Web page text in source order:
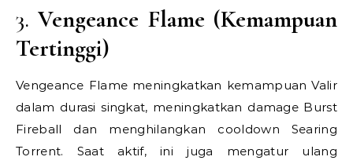
3.Vengeance Flame (Kemampuan
Tertinggi)
Vengeance Flame meningkatkan kemampuan Valir
dalam durasi singkat, meningkatkan damage Burst
Fireball dan menghilangkan cooldown Searing
Torrent. Saat aktif, ini juga mengatur ulang